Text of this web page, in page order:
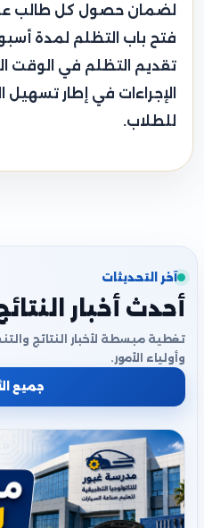
لضمان حصول كل طالب
فتح باب التظلم لمدة
تقديم التظلم في الوقت
الإجراءات في إطار تسهيل
للطلاب.
آخر التحديثات
أحدث أخبار
تغطية مبسطة لأخبار النتائج
وأولياء الأمور.
جميع